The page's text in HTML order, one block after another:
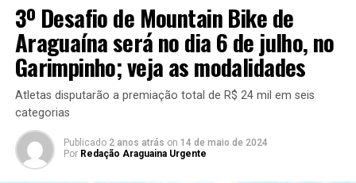
3º Desafio de Mountain Bike de
Araguaína será no dia 6 de julho, no
Garimpinho; veja as modalidades
Atletas disputarão a premiação total de R$ 24 mil em seis
categorias
Publicado 2 anos atrás on 14 de maio de 2024
Por Redação Araguaina Urgente